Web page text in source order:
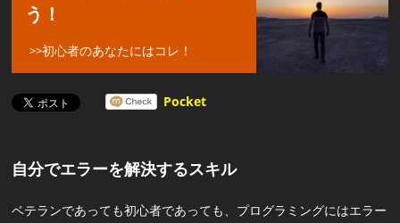
う！
初心者のあなたにはコレ！
Pocket
自分でエラーを解決するスキル
ベテランであっても初心者であっても、プログラミングにはエラー